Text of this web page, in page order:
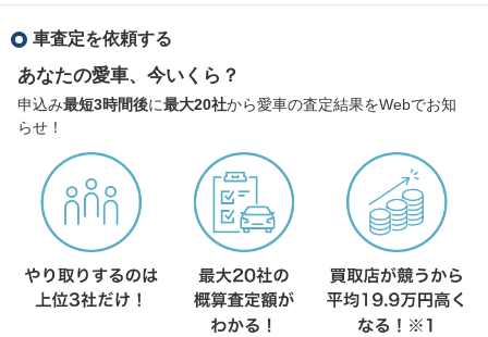
車査定を依頼する
あなたの愛車、今いくら？
申込み最短3時間後に最大20社から愛車の査定結果をWebでお知
らせ！